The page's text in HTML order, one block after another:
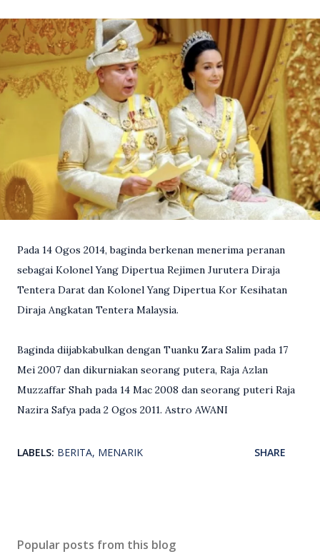
Pada 14 Ogos 2014, baginda berkenan menerima peranan
sebagai Kolonel Yang Dipertua Rejimen Jurutera Diraja
Tentera Darat dan Kolonel Yang Dipertua Kor Kesihatan
Diraja Angkatan Tentera Malaysia.
Baginda diijabkabulkan dengan Tuanku Zara Salim pada 17
Mei 2007 dan dikurniakan seorang putera, Raja Azlan
Muzzaffar Shah pada 14 Mac 2008 dan seorang puteri Raja
Nazira Safya pada 2 Ogos 2011. Astro AWANI
LABELS: BERITA MENARIK SHARE
Popular posts from this blog